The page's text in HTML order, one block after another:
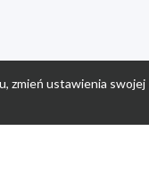
zmień ustawienia swojej